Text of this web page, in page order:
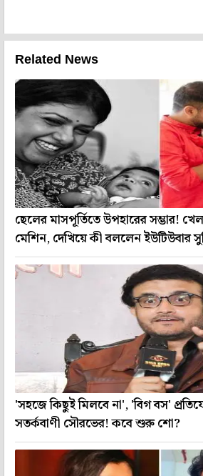
Related News
ছেলের মাসপূর্তিতে উপহারের সম্ভার!
মেশিন, দেখিয়ে কী বললেন ইউটিউবার
'সহজে কিছুই মিলবে না', 'বিগ বস'
সতর্কবাণী সৌরভের! কবে শুরু শো?